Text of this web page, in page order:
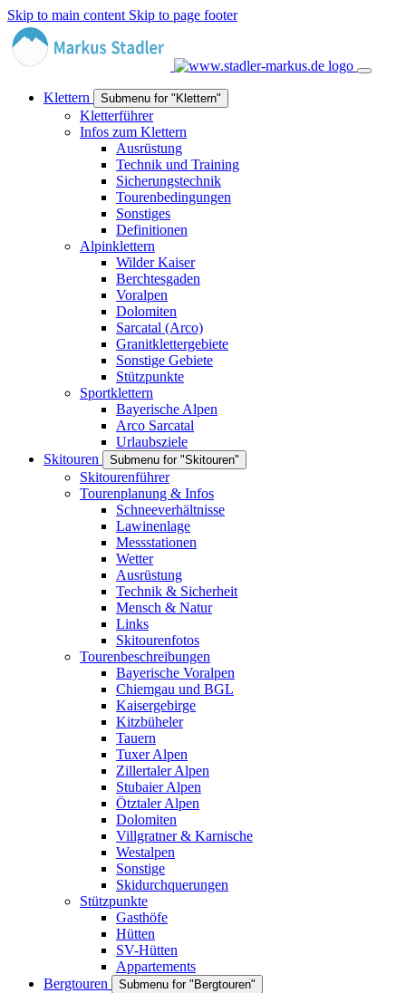
Skip to main content Skip to page footer
Klettern Submenu for "Klettern"
Kletterführer
Infos zum Klettern
Ausrüstung
Technik und Training
Sicherungstechnik
Tourenbedingungen
Sonstiges
Definitionen
Alpinklettern
Wilder Kaiser
Berchtesgaden
Voralpen
Dolomiten
Sarcatal (Arco)
Granitklettergebiete
Sonstige Gebiete
Stützpunkte
Sportklettern
Bayerische Alpen
Arco Sarcatal
Urlaubsziele
Skitouren
Submenu for "Skitouren"
Skitourenführer
Tourenplanung & Infos
Schneeverhältnisse
Lawinenlage
Messstationen
Wetter
Ausrüstung
Technik & Sicherheit
Mensch & Natur
Links
Skitourenfotos
Tourenbeschreibungen
Bayerische Voralpen
Chiemgau und BGL
Kaisergebirge
Kitzbüheler
Tauern
Tuxer Alpen
Zillertaler Alpen
Stubaier Alpen
Ötztaler Alpen
Dolomiten
Villgratner & Karnische
Westalpen
Sonstige
Skidurchquerungen
Stützpunkte
Gasthöfe
Hütten
SV-Hütten
Appartements
Bergtouren
Submenu for "Bergtouren"